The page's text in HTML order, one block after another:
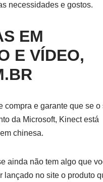
necessidades e gostos.
EM
E VÍDEO,
compra e garante que se o
da Microsoft, Kinect está
chinesa.
ainda não tem algo que
lançado no site o produto